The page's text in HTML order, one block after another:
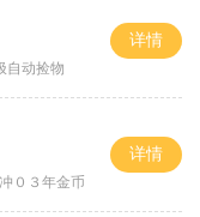
自动捡物
详情
０３年金币
详情